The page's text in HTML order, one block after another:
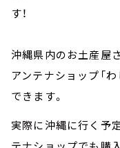
す！
沖縄県内のお土産屋
アンテナショップ「
できます。
実際に沖縄に行く予